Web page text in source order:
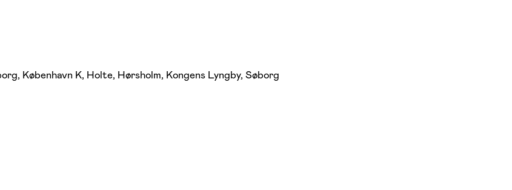
København K, Holte, Hørsholm, Kongens Lyngby, Søborg